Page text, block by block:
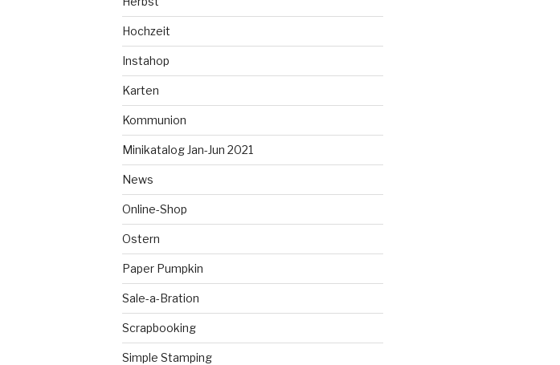
Hochzeit
Instahop
Karten
Kommunion
Minikatalog Jan-Jun 2021
News
Online-Shop
Ostern
Paper Pumpkin
Sale-a-Bration
Scrapbooking
Simple Stamping